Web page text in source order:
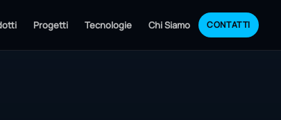
Progetti Tecnologie Chi Siamo CONTATTI